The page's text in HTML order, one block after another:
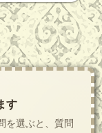
す
選ぶと、質問